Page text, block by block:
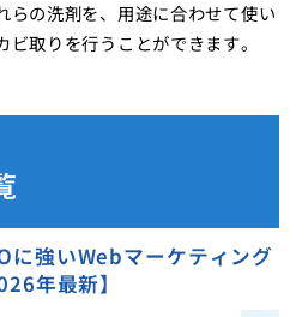
らの洗剤を、用途に合わせて使い
取りを行うことができます。
に強いWebマーケティング
年最新】